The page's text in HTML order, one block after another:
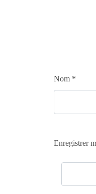
Nom *
Enregistrer